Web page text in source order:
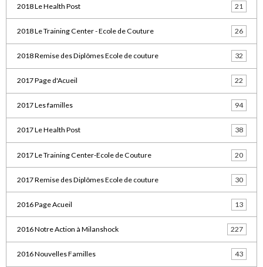
2018 Le Health Post 21
2018 Le Training Center - Ecole de Couture 26
2018 Remise des Diplômes Ecole de couture 32
2017 Page d'Acueil 22
2017 Les familles 94
2017 Le Health Post 38
2017 Le Training Center-Ecole de Couture 20
2017 Remise des Diplômes Ecole de couture 30
2016 Page Acueil 13
2016 Notre Action à Milanshock 227
2016 Nouvelles Familles 43